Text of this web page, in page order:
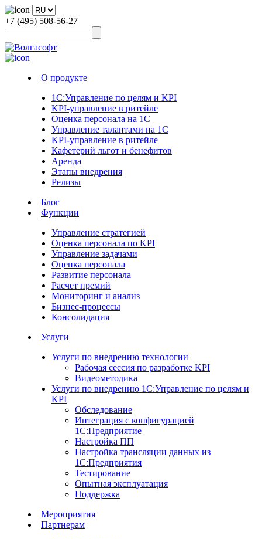
+7 (495) 508-56-27
О продукте
1С:Управление по целям и KPI
KPI-управление в ритейле
Оценка персонала на 1С
Управление талантами на 1С
KPI-управление в ритейле
Кафетерий льгот и бенефитов
Аренда
Этапы внедрения
Релизы
Блог
Функции
Управление стратегией
Оценка персонала по KPI
Управление задачами
Оценка персонала
Развитие персонала
Расчет премий
Мониторинг и анализ
Бизнес-процессы
Консолидация
Услуги
Услуги по внедрению технологии
Рабочая сессия по разработке KPI
Видеометодика
Услуги по внедрению 1С:Управление по целям и
KPI
Обследование
Интеграция с конфигурацией
1С:Предприятие
Настройка ПП
Настройка трансляции данных из
1С:Предприятия
Тестирование
Опытная эксплуатация
Поддержка
Мероприятия
Партнерам